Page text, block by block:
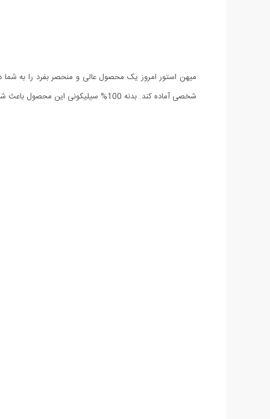
شخصی آماده کند. بدنه 100% سیلیکونی این محصول باعث شده که روی طعم و بوی چای تاثیر نگذارد و این ویژگی چای ساز مستر تی Mr.Tea را از دیگر محصولات مشابه متمایز می نماید.